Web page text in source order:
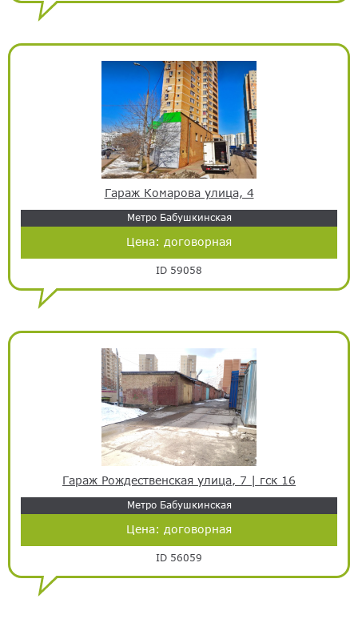
Гараж Комарова улица, 4
Метро Бабушкинская
Цена: договорная
ID 59058
Гараж Рождественская улица, 7 | гск 16
Метро Бабушкинская
Цена: договорная
ID 56059